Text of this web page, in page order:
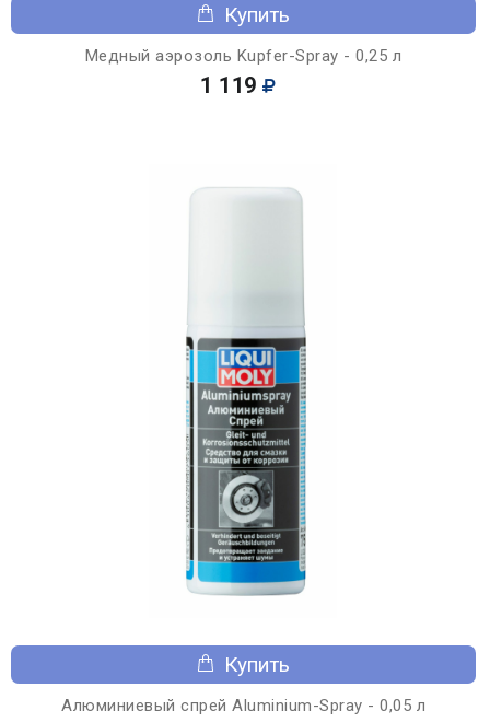
Купить
Медный аэрозоль Kupfer-Spray - 0,25 л
1 119
Купить
Алюминиевый спрей Aluminium-Spray - 0,05 л